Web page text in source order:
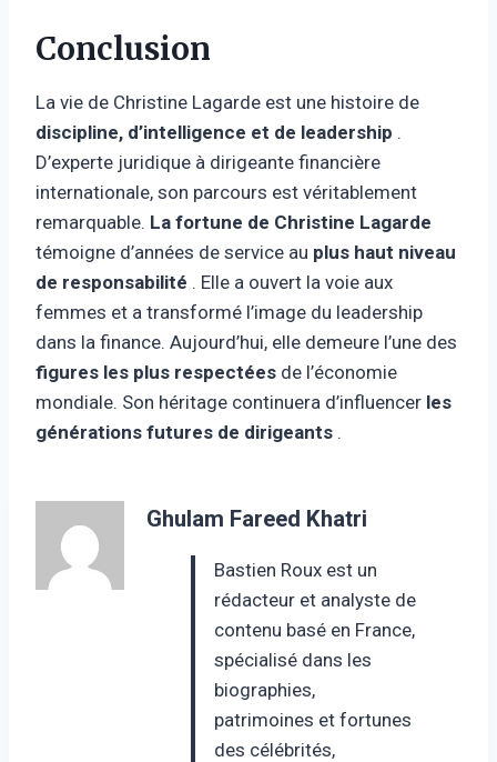
Conclusion
La vie de Christine Lagarde est une histoire de
discipline, d’intelligence et de leadership .
D’experte juridique à dirigeante financière
internationale, son parcours est véritablement
remarquable. La fortune de Christine Lagarde
témoigne d’années de service au plus haut niveau
de responsabilité . Elle a ouvert la voie aux
femmes et a transformé l’image du leadership
dans la finance. Aujourd’hui, elle demeure l’une des
figures les plus respectées de l’économie
mondiale. Son héritage continuera d’influencer les
générations futures de dirigeants .
Ghulam Fareed Khatri
Bastien Roux est un
rédacteur et analyste de
contenu basé en France,
spécialisé dans les
biographies,
patrimoines et fortunes
des célébrités,